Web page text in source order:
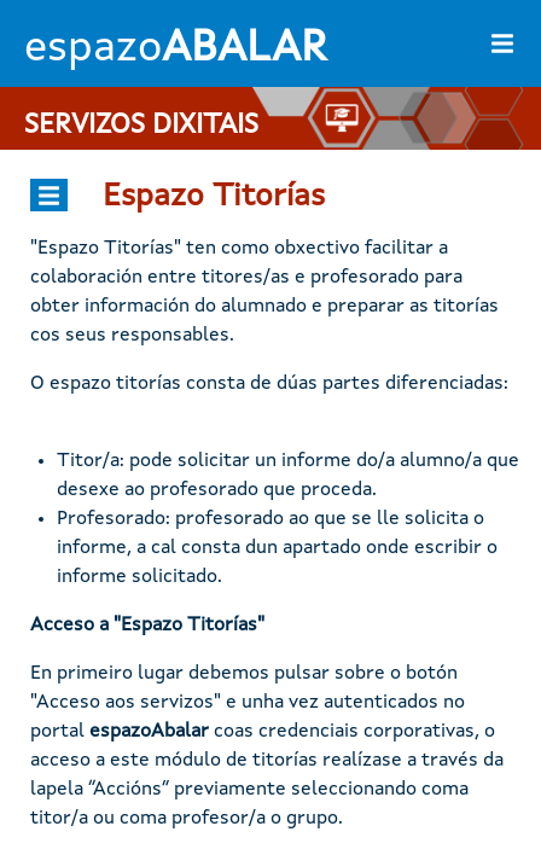
espazoABALAR
SERVIZOS DIXITAIS
Espazo Titorías
"Espazo Titorías" ten como obxectivo facilitar a
colaboración entre titores/as e profesorado para
obter información do alumnado e preparar as titorías
cos seus responsables.
O espazo titorías consta de dúas partes diferenciadas:
Titor/a: pode solicitar un informe do/a alumno/a que
desexe ao profesorado que proceda.
Profesorado: profesorado ao que se lle solicita o
informe, a cal consta dun apartado onde escribir o
informe solicitado.
Acceso a "Espazo Titorías"
En primeiro lugar debemos pulsar sobre o botón
"Acceso aos servizos" e unha vez autenticados no
portal espazoAbalar coas credenciais corporativas, o
acceso a este módulo de titorías realízase a través da
lapela “Accións” previamente seleccionando coma
titor/a ou coma profesor/a o grupo.